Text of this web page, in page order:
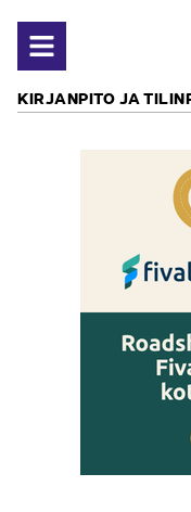
Avaa valikko
KIRJANPITO JA